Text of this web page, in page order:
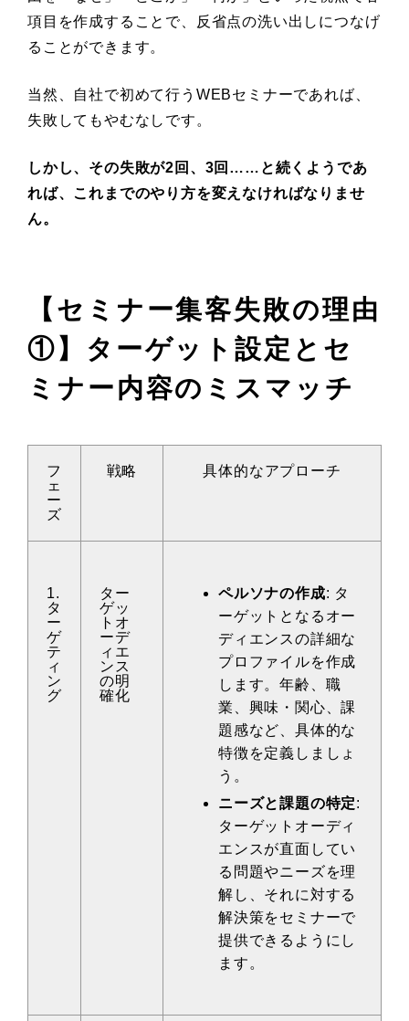
項目を作成することで、反省点の洗い出しにつなげ
ることができます。
当然、自社で初めて行うWEBセミナーであれば、
失敗してもやむなしです。
しかし、その失敗が2回、3回……と続くようであ
れば、これまでのやり方を変えなければなりませ
ん。
【セミナー集客失敗の理由
①】ターゲット設定とセ
ミナー内容のミスマッチ
フ
ェ
ー
ズ
戦略 具体的なアプローチ
1.
タ
ー
ゲ
テ
ィ
ン
グ
ター
ゲッ
トオ
ーデ
ィエ
ンス
の明
確化
ペルソナの作成: タ
ーゲットとなるオー
ディエンスの詳細な
プロファイルを作成
します。年齢、職
業、興味・関心、課
題感など、具体的な
特徴を定義しましょ
う。
ニーズと課題の特定:
ターゲットオーディ
エンスが直面してい
る問題やニーズを理
解し、それに対する
解決策をセミナーで
提供できるようにし
ます。